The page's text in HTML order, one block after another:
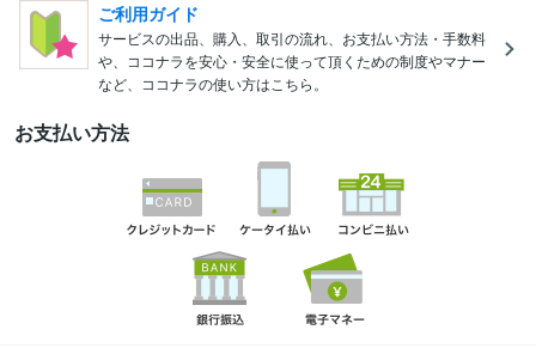
ご利用ガイド
サービスの出品、購入、取引の流れ、お支払い方法・手数料
や、ココナラを安心・安全に使って頂くための制度やマナー
など、ココナラの使い方はこちら。
お支払い方法